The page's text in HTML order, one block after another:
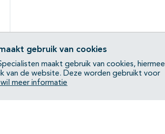
gebruik van cookies
maakt gebruik van cookies, hiermee
van de website. Deze worden gebruikt voor
wil meer informatie